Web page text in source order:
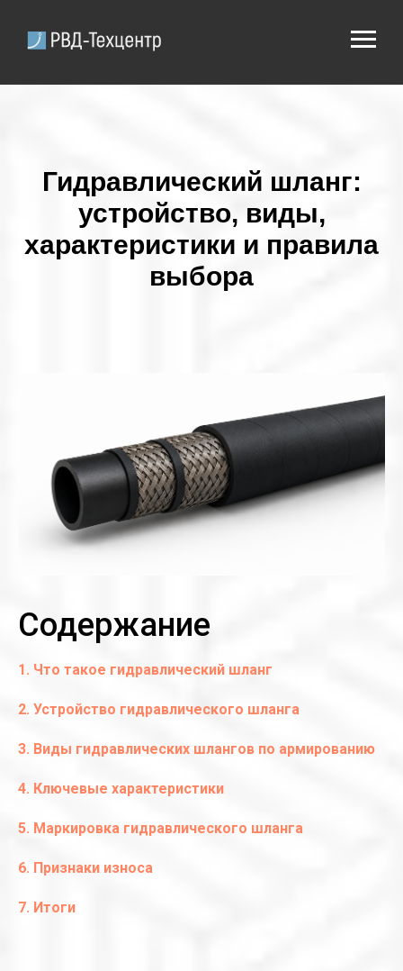
Гидравлический шланг:
устройство, виды,
характеристики и правила
выбора
Содержание
1. Что такое гидравлический шланг
2. Устройство гидравлического шланга
3. Виды гидравлических шлангов по армированию
4. Ключевые характеристики
5. Маркировка гидравлического шланга
6. Признаки износа
7. Итоги